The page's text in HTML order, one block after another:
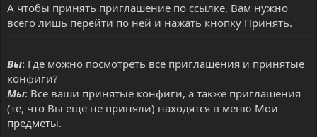
А чтобы принять приглашение по ссылке, Вам нужно
всего лишь перейти по ней и нажать кнопку Принять.
Вы: Где можно посмотреть все приглашения и принятые
конфиги?
Мы: Все ваши принятые конфиги, а также приглашения
(те, что Вы ещё не приняли) находятся в меню Мои
предметы.